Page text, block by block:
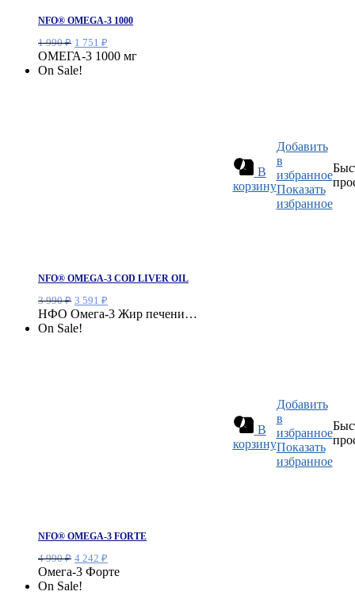
NFO® OMEGA-3 1000
1 990₽ Первоначальная
цена
составляла
1 751 ₽
цена:
ОМЕГА-3 1000 мг
On Sale!
В
корзину
Добавить
в
избранное
Показать
избранное
NFO® OMEGA-3 COD LIVER OIL
3 990₽ Первоначальная
цена
составляла
3 591 ₽
цена:
НФО Омега-3 Жир печени…
On Sale!
В
корзину
Добавить
в
избранное
Показать
избранное
NFO® OMEGA-3 FORTE
4 990₽ Первоначальная
цена
составляла
4 242 ₽
цена:
Омега-3 Форте
On Sale!